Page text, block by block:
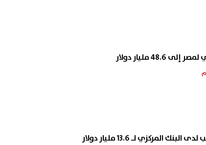
مليار دولار
المركزي لـ 13.6 مليار دولار